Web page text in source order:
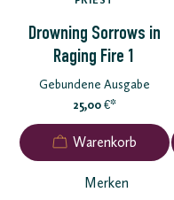
Drowning Sorrows in
Raging Fire 1
Gebundene Ausgabe
25,00 €*
Merken